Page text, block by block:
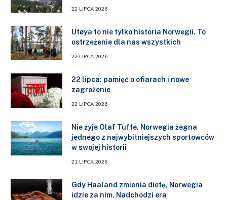
22 LIPCA 2026
Utøya to nie tylko historia Norwegii. To
ostrzeżenie dla nas wszystkich
22 LIPCA 2026
22 lipca: pamięć o ofiarach i nowe
zagrożenie
22 LIPCA 2026
Nie żyje Olaf Tufte. Norwegia żegna
jednego z najwybitniejszych sportowców
w swojej historii
21 LIPCA 2026
Gdy Haaland zmienia dietę, Norwegia
idzie za nim. Nadchodzi era